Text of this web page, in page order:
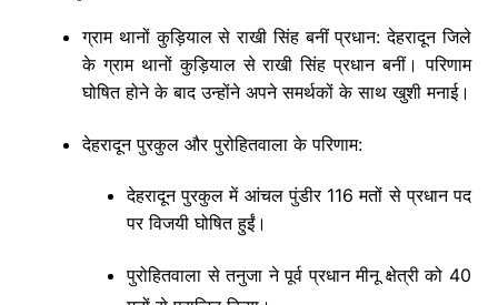
ग्राम थानों कुड़ियाल से राखी सिंह बनीं प्रधान: देहरादून जिले
के ग्राम थानों कुड़ियाल से राखी सिंह प्रधान बनीं। परिणाम
घोषित होने के बाद उन्होंने अपने समर्थकों के साथ खुशी मनाई।
देहरादून पुरकुल और पुरोहितवाला के परिणाम:
देहरादून पुरकुल में आंचल पुंडीर 116 मतों से प्रधान पद
पर विजयी घोषित हुईं।
पुरोहितवाला से तनुजा ने पूर्व प्रधान मीनू क्षेत्री को 40